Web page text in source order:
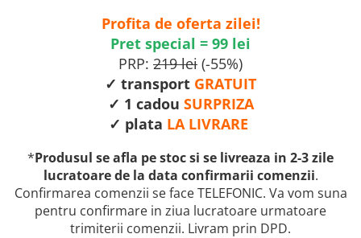
Profita de oferta zilei!
Pret special = 99 lei
PRP: 219 lei (-55%)
✓ transport GRATUIT
✓ 1 cadou SURPRIZA
✓ plata LA LIVRARE
*Produsul se afla pe stoc si se livreaza in 2-3 zile
lucratoare de la data confirmarii comenzii.
Confirmarea comenzii se face TELEFONIC. Va vom suna
pentru confirmare in ziua lucratoare urmatoare
trimiterii comenzii. Livram prin DPD.